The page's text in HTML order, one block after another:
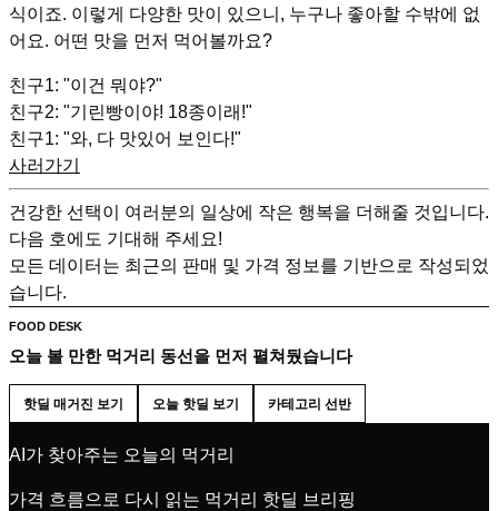
식이죠. 이렇게 다양한 맛이 있으니, 누구나 좋아할 수밖에 없
어요. 어떤 맛을 먼저 먹어볼까요?
친구1: "이건 뭐야?"
친구2: "기린빵이야! 18종이래!"
친구1: "와, 다 맛있어 보인다!"
사러가기
건강한 선택이 여러분의 일상에 작은 행복을 더해줄 것입니다.
다음 호에도 기대해 주세요!
모든 데이터는 최근의 판매 및 가격 정보를 기반으로 작성되었
습니다.
FOOD DESK
오늘 볼 만한 먹거리 동선을 먼저 펼쳐뒀습니다
핫딜 매거진 보기 오늘 핫딜 보기 카테고리 선반
AI가 찾아주는 오늘의 먹거리
가격 흐름으로 다시 읽는 먹거리 핫딜 브리핑